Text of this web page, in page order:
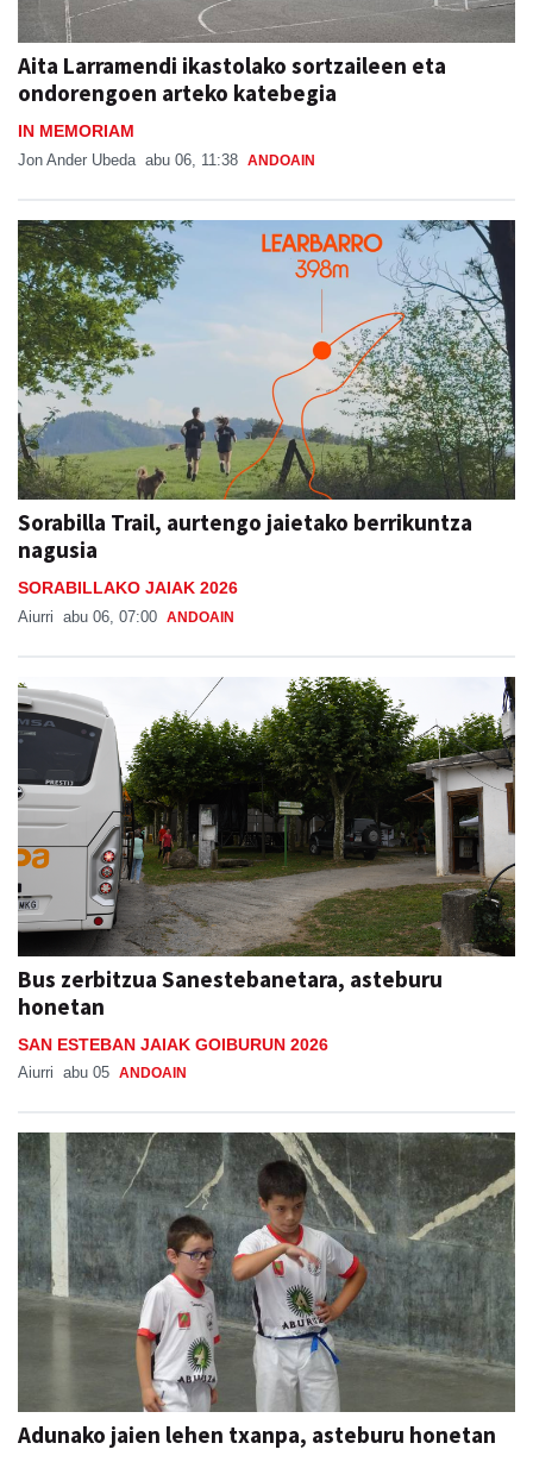
Aita Larramendi ikastolako sortzaileen eta
ondorengoen arteko katebegia
IN MEMORIAM
Jon Ander Ubeda abu 06, 11:38 ANDOAIN
Sorabilla Trail, aurtengo jaietako berrikuntza
nagusia
SORABILLAKO JAIAK 2026
Aiurri abu 06, 07:00 ANDOAIN
Bus zerbitzua Sanestebanetara, asteburu
honetan
SAN ESTEBAN JAIAK GOIBURUN 2026
Aiurri abu 05 ANDOAIN
Adunako jaien lehen txanpa, asteburu honetan